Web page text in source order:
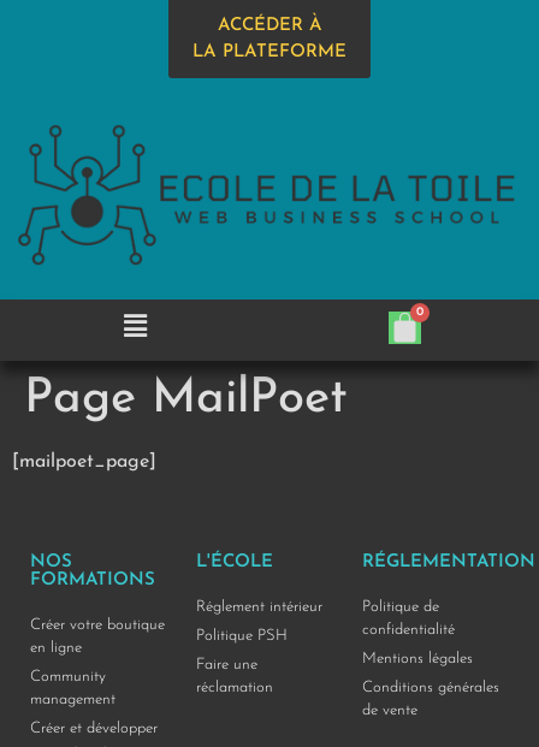
ACCÉDER À
LA PLATEFORME
Page MailPoet
[mailpoet_page]
NOS
FORMATIONS
Créer votre boutique
en ligne
Community
management
Créer et développer
L'ÉCOLE
Réglement intérieur
Politique PSH
Faire une
réclamation
RÉGLEMENTATION
Politique de
confidentialité
Mentions légales
Conditions générales
de vente